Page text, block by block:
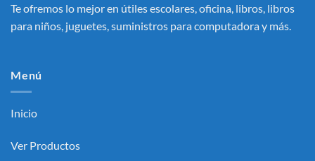
Te ofremos lo mejor en útiles escolares, oficina, libros, libros
para niños, juguetes, suministros para computadora y más.
Menú
Inicio
Ver Productos